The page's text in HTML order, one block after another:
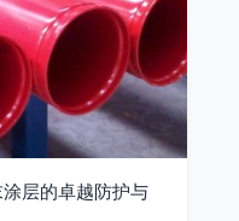
层的卓越防护与